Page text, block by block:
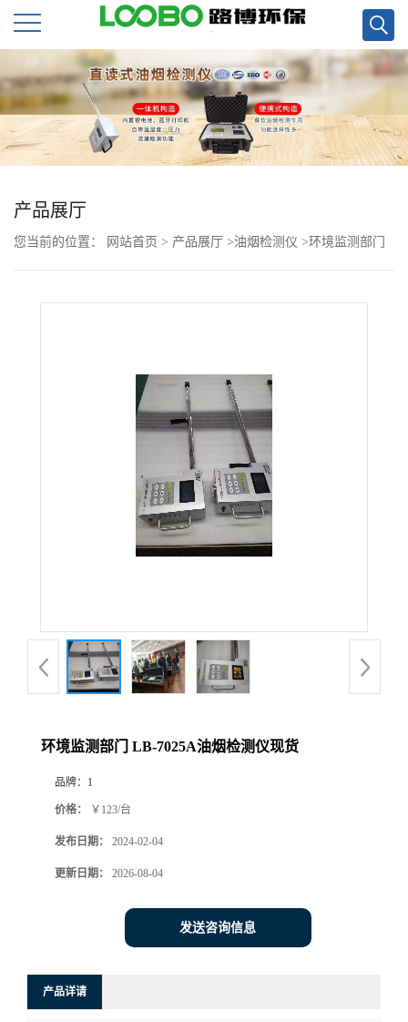
公
司
首
页
公
品
厅
产品展厅
您当前的位置： 网站首页 > 产品展厅 >油烟检测仪 >环境监测部门
环境监测部门 LB-7025A油烟检测仪现货
品牌： 1
价格： ￥123/台
发布日期： 2024-02-04
更新日期： 2026-08-04
发送咨询信息
产品详请